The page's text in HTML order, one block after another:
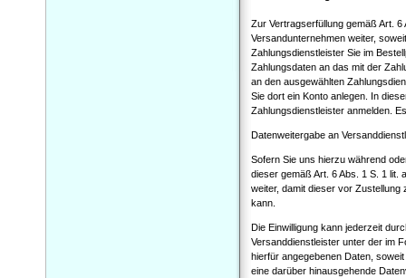
Zur Vertragserfüllung gemäß Art.
Versandunternehmen weiter,
Zahlungsdienstleister Sie im
Zahlungsdaten an das mit der
an den ausgewählten
Sie dort ein Konto anlegen. In
Zahlungsdienstleister anmelden.
Datenweitergabe an
Sofern Sie uns hierzu während
dieser gemäß Art. 6 Abs. 1 S. 1 lit.
weiter, damit dieser vor
kann.
Die Einwilligung kann jederzeit
Versanddienstleister unter der im
hierfür angegebenen Daten,
eine darüber hinausgehende